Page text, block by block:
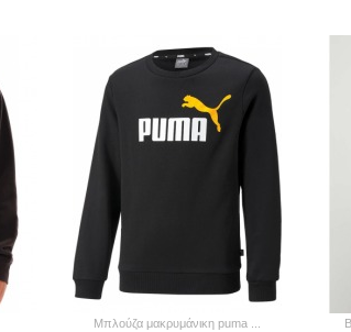
μπλούζα μακρυμάνικη puma ...